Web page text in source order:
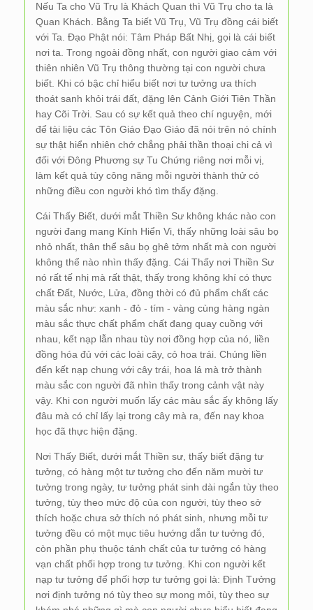
Nếu Ta cho Vũ Trụ là Khách Quan thì Vũ Trụ cho ta là
Quan Khách. Bằng Ta biết Vũ Trụ, Vũ Trụ đồng cái biết
với Ta. Đạo Phật nói: Tâm Pháp Bất Nhị, gọi là cái biết
nơi ta. Trong ngoài đồng nhất, con người giao cảm với
thiên nhiên Vũ Trụ thông thường tại con người chưa
biết. Khi có bậc chỉ hiểu biết nơi tư tưởng ưa thích
thoát sanh khỏi trái đất, đặng lên Cảnh Giới Tiên Thần
hay Cõi Trời. Sau có sự kết quả theo chí nguyện, mới
để tài liệu các Tôn Giáo Đạo Giáo đã nói trên nó chính
sự thật hiển nhiên chớ chẳng phải thần thoại chi cả vì
đối với Đông Phương sự Tu Chứng riêng nơi mỗi vị,
làm kết quả tùy công năng mỗi người thành thử có
những điều con người khó tìm thấy đặng.
Cái Thấy Biết, dưới mắt Thiền Sư không khác nào con
người đang mang Kính Hiển Vi, thấy những loài sâu bọ
nhỏ nhất, thân thể sâu bọ ghê tởm nhất mà con người
không thể nào nhìn thấy đặng. Cái Thấy nơi Thiền Sư
nó rất tế nhị mà rất thật, thấy trong không khí có thực
chất Đất, Nước, Lửa, đồng thời có đủ phẩm chất các
màu sắc như: xanh - đỏ - tím - vàng cùng hàng ngàn
màu sắc thực chất phẩm chất đang quay cuồng với
nhau, kết nạp lẫn nhau tùy nơi đồng hợp của nó, liền
đồng hóa đủ với các loài cây, cỏ hoa trái. Chúng liền
đến kết nạp chung với cây trái, hoa lá mà trở thành
màu sắc con người đã nhìn thấy trong cảnh vật này
vậy. Khi con người muốn lấy các màu sắc ấy không lấy
đâu mà có chỉ lấy lại trong cây mà ra, đến nay khoa
học đã thực hiện đặng.
Nơi Thấy Biết, dưới mắt Thiền sư, thấy biết đặng tư
tưởng, có hàng một tư tưởng cho đến năm mười tư
tưởng trong ngày, tư tưởng phát sinh dài ngắn tùy theo
tưởng, tùy theo mức độ của con người, tùy theo sở
thích hoặc chưa sở thích nó phát sinh, nhưng mỗi tư
tưởng đều có một mục tiêu hướng dẫn tư tưởng đó,
còn phần phụ thuộc tánh chất của tư tưởng có hàng
vạn chất phối hợp trong tư tưởng. Khi con người kết
nạp tư tưởng để phối hợp tư tưởng gọi là: Định Tưởng
nơi định tưởng nó tùy theo sự mong mỏi, tùy theo sự